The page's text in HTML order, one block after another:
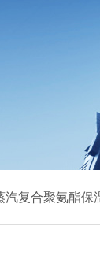
汽复合聚氨酯保